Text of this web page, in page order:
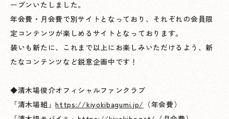
ープンいたしました。
年会費・月会費で別サイトとなっており、それぞれの会員限
定コンテンツが楽しめるサイトとなっております。
装いも新たに、これまで以上にお楽しみいただけるよう、新
たなコンテンツなど鋭意企画中です！
◆清木場俊介オフィシャルファンクラブ
「清木場組」https://kiyokibagumi.jp/ （年会費）